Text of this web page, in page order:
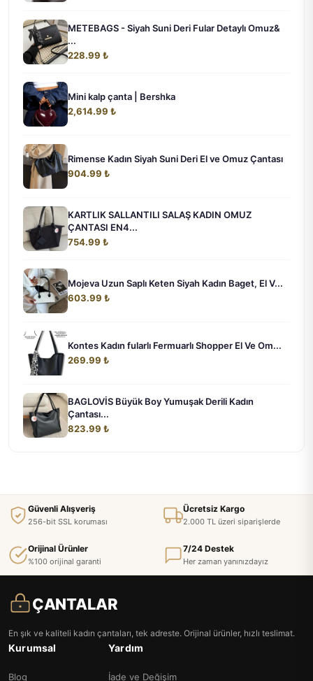
METEBAGS - Siyah Suni Deri Fular Detaylı Omuz&
...
228.99 ₺
Mini kalp çanta | Bershka
2,614.99 ₺
Rimense Kadın Siyah Suni Deri El ve Omuz Çantası
904.99 ₺
KARTLIK SALLANTILI SALAŞ KADIN OMUZ
ÇANTASI EN4...
754.99 ₺
Mojeva Uzun Saplı Keten Siyah Kadın Baget, El V...
603.99 ₺
Kontes Kadın fularlı Fermuarlı Shopper El Ve Om...
269.99 ₺
BAGLOVİS Büyük Boy Yumuşak Derili Kadın
Çantası...
823.99 ₺
Güvenli Alışveriş
256-bit SSL koruması
Ücretsiz Kargo
2.000 TL üzeri siparişlerde
Orijinal Ürünler
%100 orijinal garanti
7/24 Destek
Her zaman yanınızdayız
ÇANTALAR
En şık ve kaliteli kadın çantaları, tek adreste. Orijinal ürünler, hızlı teslimat.
Kurumsal
Blog
Yardım
İade ve Değişim